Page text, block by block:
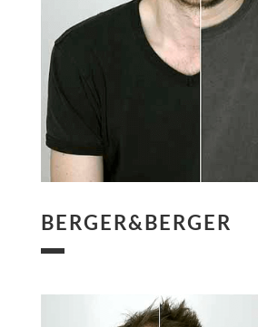
BERGER&BERGER